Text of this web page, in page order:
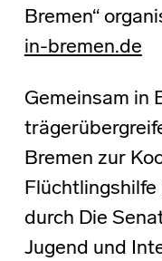
Bremen“
in-bremen.de
Gemeinsam in
Bremen zur
Flüchtlingshilfe
durch Die
Jugend und